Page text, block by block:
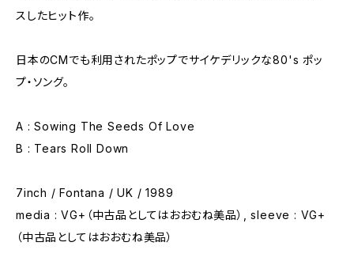
スしたヒット作。
日本のCMでも利用されたポップでサイケデリックな80's ポッ
プ・ソング。
A : Sowing The Seeds Of Love
B : Tears Roll Down
7inch / Fontana / UK / 1989
media : VG+（中古品としてはおおむね美品）, sleeve : VG+
（中古品としてはおおむね美品）